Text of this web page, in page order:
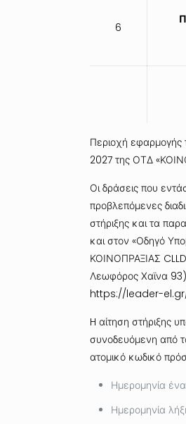
6
Περιοχή εφαρμογής
2027 της ΟΤΔ
Οι δράσεις που
προβλεπόμενες
στήριξης και τα
και στον «Οδηγό
ΚΟΙΝΟΠΡΑΞΙΑΣ
Λεωφόρος Χαϊνα
https://leader-
H αίτηση στήριξης
συνοδευόμενη από
ατομικό κωδικό
Ημερομηνία
Ημερομηνία